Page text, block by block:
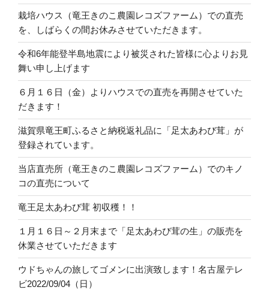
栽培ハウス（竜王きのこ農園レコズファーム）での直売
を、しばらくの間お休みさせていただきます。
令和6年能登半島地震により被災された皆様に心よりお見
舞い申し上げます
６月１６日（金）よりハウスでの直売を再開させていた
だきます！
滋賀県竜王町ふるさと納税返礼品に「足太あわび茸」が
登録されています。
当店直売所（竜王きのこ農園レコズファーム）でのキノ
コの直売について
竜王足太あわび茸 初収穫！！
１月１６日～２月末まで「足太あわび茸の生」の販売を
休業させていただきます
ウドちゃんの旅してゴメンに出演致します！名古屋テレ
ビ2022/09/04（日）